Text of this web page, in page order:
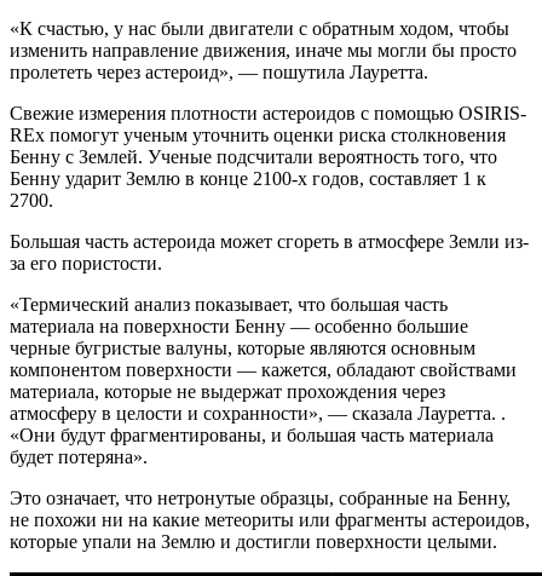
«К счастью, у нас были двигатели с обратным ходом, чтобы
изменить направление движения, иначе мы могли бы просто
пролететь через астероид», — пошутила Лауретта.
Свежие измерения плотности астероидов с помощью OSIRIS-
REx помогут ученым уточнить оценки риска столкновения
Бенну с Землей. Ученые подсчитали вероятность того, что
Бенну ударит Землю в конце 2100-х годов, составляет 1 к
2700.
Большая часть астероида может сгореть в атмосфере Земли из-
за его пористости.
«Термический анализ показывает, что большая часть
материала на поверхности Бенну — особенно большие
черные бугристые валуны, которые являются основным
компонентом поверхности — кажется, обладают свойствами
материала, которые не выдержат прохождения через
атмосферу в целости и сохранности», — сказала Лауретта. .
«Они будут фрагментированы, и большая часть материала
будет потеряна».
Это означает, что нетронутые образцы, собранные на Бенну,
не похожи ни на какие метеориты или фрагменты астероидов,
которые упали на Землю и достигли поверхности целыми.